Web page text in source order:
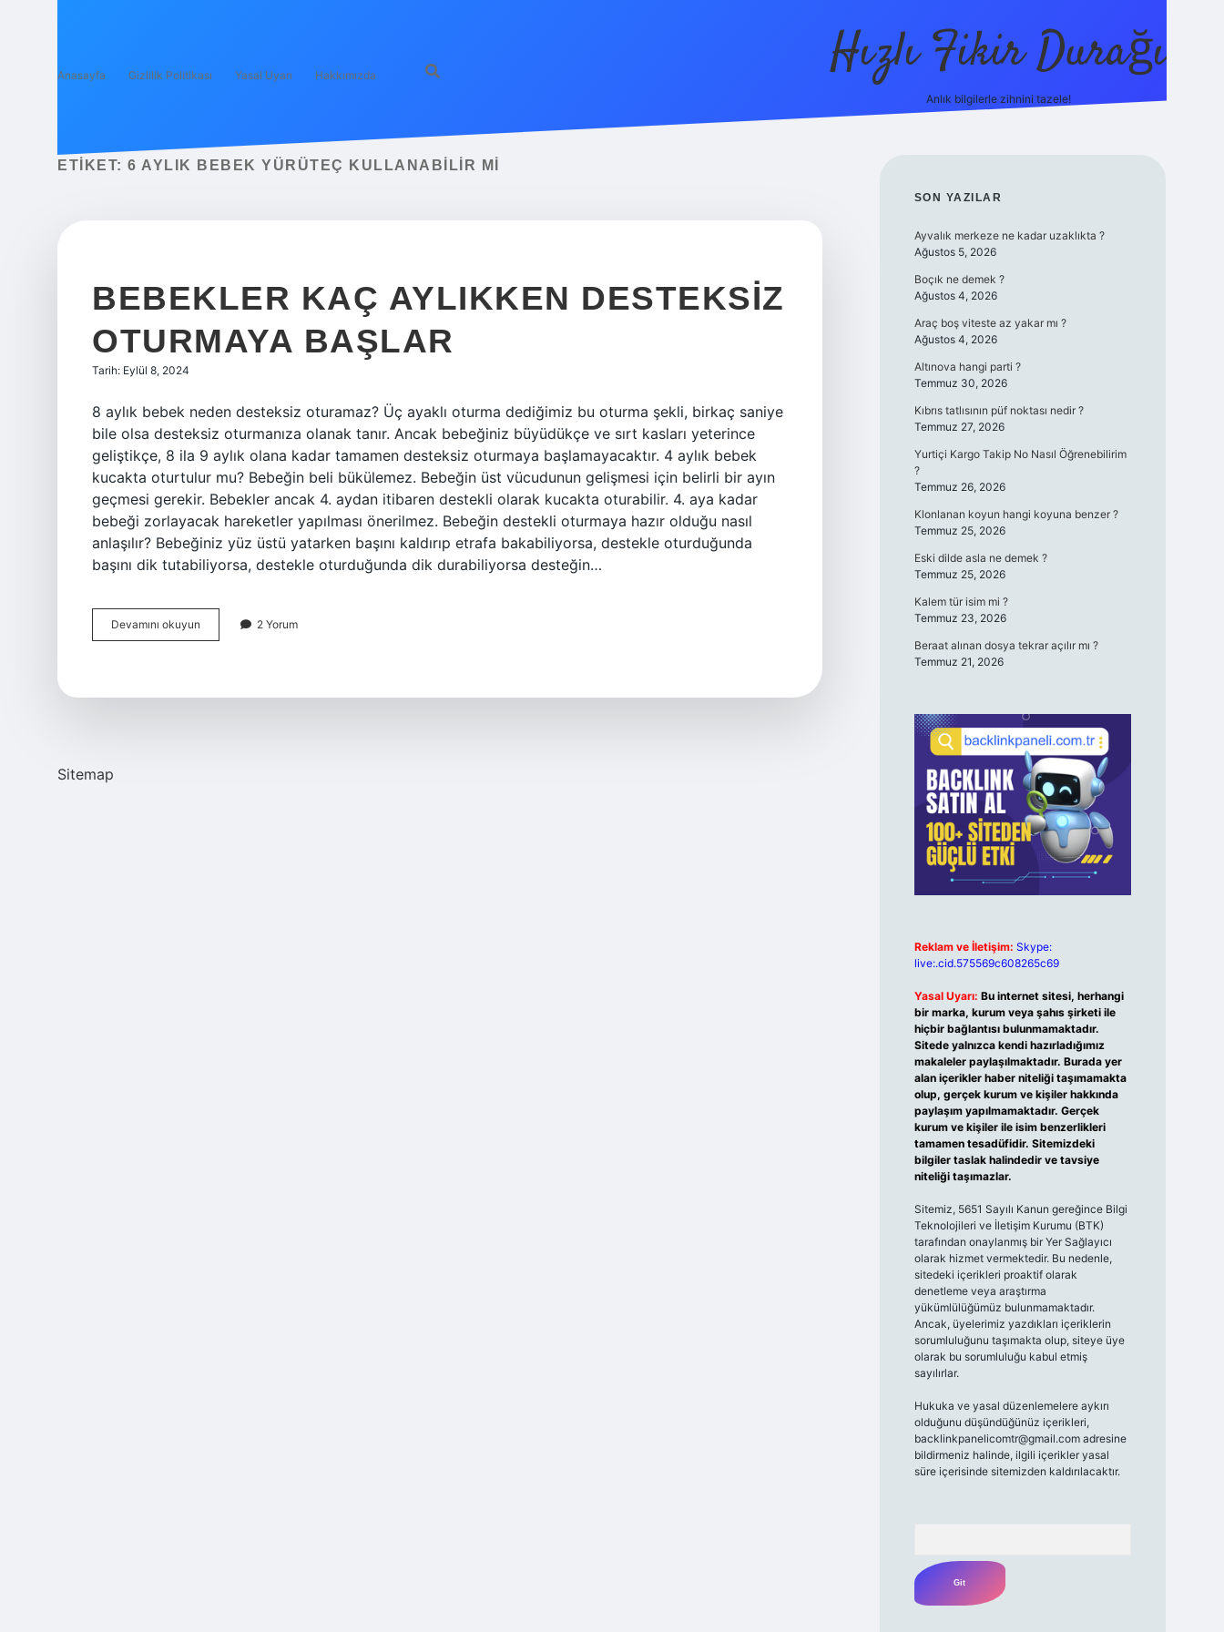
Anasayfa Gizlilik Politikası Yasal Uyarı Hakkımızda Hızlı Fikir Durağı
Anlık bilgilerle zihnini tazele!
ETIKET: 6 AYLIK BEBEK YÜRÜTEÇ KULLANABILIR MI
BEBEKLER KAÇ AYLIKKEN DESTEKSIZ
OTURMAYA BAŞLAR
Tarih: Eylül 8, 2024
8 aylık bebek neden desteksiz oturamaz? Üç ayaklı oturma dediğimiz bu oturma şekli, birkaç saniye
bile olsa desteksiz oturmanıza olanak tanır. Ancak bebeğiniz büyüdükçe ve sırt kasları yeterince
geliştikçe, 8 ila 9 aylık olana kadar tamamen desteksiz oturmaya başlamayacaktır. 4 aylık bebek
kucakta oturtulur mu? Bebeğin beli bükülemez. Bebeğin üst vücudunun gelişmesi için belirli bir ayın
geçmesi gerekir. Bebekler ancak 4. aydan itibaren destekli olarak kucakta oturabilir. 4. aya kadar
bebeği zorlayacak hareketler yapılması önerilmez. Bebeğin destekli oturmaya hazır olduğu nasıl
anlaşılır? Bebeğiniz yüz üstü yatarken başını kaldırıp etrafa bakabiliyorsa, destekle oturduğunda
başını dik tutabiliyorsa, destekle oturduğunda dik durabiliyorsa desteğin…
Devamını okuyun Bebekler
Kaç
2 Yorum
Sitemap
SIDEBAR
SON YAZILAR
Ayvalık merkeze ne kadar uzaklıkta ?
Ağustos 5, 2026
Boçık ne demek ?
Ağustos 4, 2026
Araç boş viteste az yakar mı ?
Ağustos 4, 2026
Altınova hangi parti ?
Temmuz 30, 2026
Kıbrıs tatlısının püf noktası nedir ?
Temmuz 27, 2026
Yurtiçi Kargo Takip No Nasıl Öğrenebilirim
?
Temmuz 26, 2026
Klonlanan koyun hangi koyuna benzer ?
Temmuz 25, 2026
Eski dilde asla ne demek ?
Temmuz 25, 2026
Kalem tür isim mi ?
Temmuz 23, 2026
Beraat alınan dosya tekrar açılır mı ?
Temmuz 21, 2026
Reklam ve İletişim: Skype:
live:.cid.575569c608265c69
Yasal Uyarı: Bu internet sitesi, herhangi
bir marka, kurum veya şahıs şirketi ile
hiçbir bağlantısı bulunmamaktadır.
Sitede yalnızca kendi hazırladığımız
makaleler paylaşılmaktadır. Burada yer
alan içerikler haber niteliği taşımamakta
olup, gerçek kurum ve kişiler hakkında
paylaşım yapılmamaktadır. Gerçek
kurum ve kişiler ile isim benzerlikleri
tamamen tesadüfidir. Sitemizdeki
bilgiler taslak halindedir ve tavsiye
niteliği taşımazlar.
Sitemiz, 5651 Sayılı Kanun gereğince Bilgi
Teknolojileri ve İletişim Kurumu (BTK)
tarafından onaylanmış bir Yer Sağlayıcı
olarak hizmet vermektedir. Bu nedenle,
sitedeki içerikleri proaktif olarak
denetleme veya araştırma
yükümlülüğümüz bulunmamaktadır.
Ancak, üyelerimiz yazdıkları içeriklerin
sorumluluğunu taşımakta olup, siteye üye
olarak bu sorumluluğu kabul etmiş
sayılırlar.
Hukuka ve yasal düzenlemelere aykırı
olduğunu düşündüğünüz içerikleri,
backlinkpanelicomtr@gmail.comadresine
bildirmeniz halinde, ilgili içerikler yasal
süre içerisinde sitemizden kaldırılacaktır.